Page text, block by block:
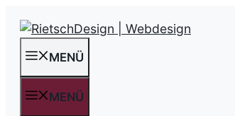
Inhalt
springen
MENÜ
MENÜ